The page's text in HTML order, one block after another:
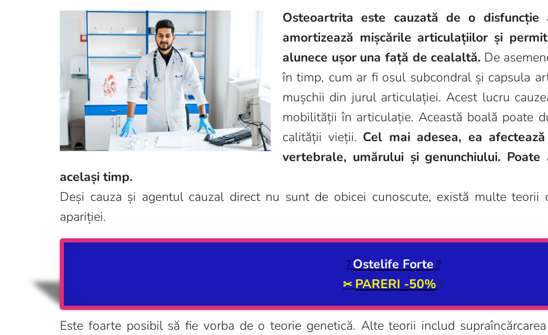
Osteoartrita este cauzată de o
amortizează mișcările articulațiilor și
alunece ușor una față de cealaltă. De
în timp, cum ar fi osul subcondral și capsula
mușchii din jurul articulației. Acest lucru
mobilității în articulație. Această boală poate
calității vieții. Cel mai adesea, ea
vertebrale, umărului și genunchiului.
același timp.
Deși cauza și agentul cauzal direct nu sunt de obicei cunoscute, există multe teorii
apariției.
? Ostelife Forte?
✂ PARERI -50%?
Este foarte posibil să fie vorba de o teorie genetică. Alte teorii includ